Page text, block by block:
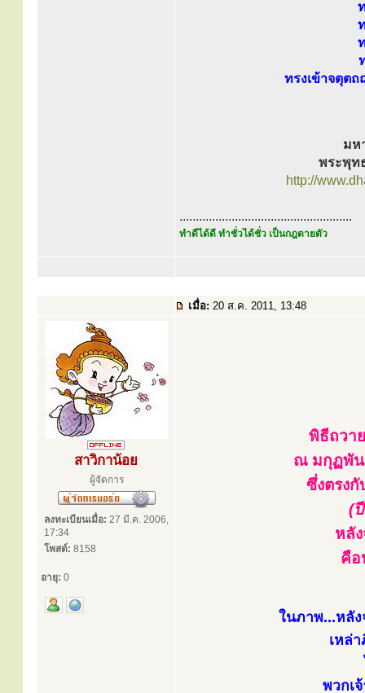
ทรงเข้าจตุต
มห
พระพุท
http://
.....................................................
ทำดีได้ดี ทำชั่วได้ชั่ว เป็นกฎตายตัว
เมื่อ: 20 ส.ค. 2011, 13:48
สาวิกาน้อย
ผู้จัดการ
ลงทะเบียนเมื่อ: 27 มี.ค. 2006,
17:34
โพสต์: 8158
อายุ: 0
พิธีถวา
ณ มกุฏพัน
ซึ่งตรง
(
หลั
คือ
ในภาพ...หลั
เหล่
พวกเ